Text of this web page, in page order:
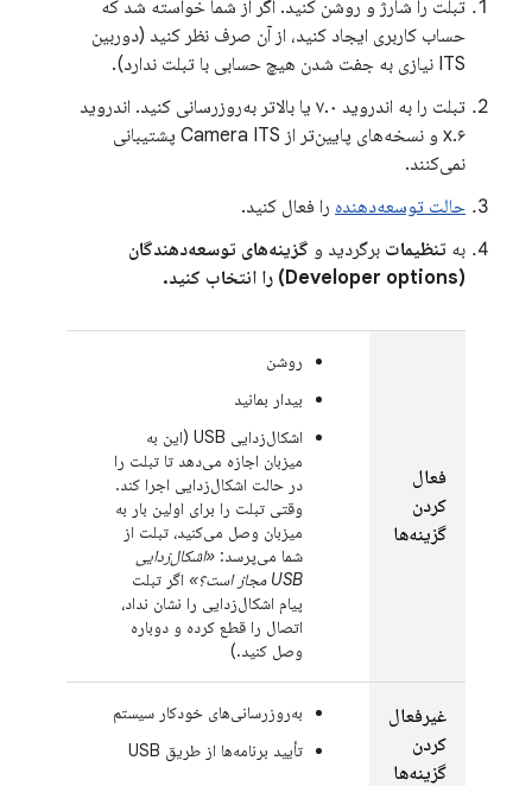
تبلت را شارژ و روشن کنید. اگر از شما خواسته شد که
حساب کاربری ایجاد کنید، از آن صرف نظر کنید (دوربین
ITS نیازی به جفت شدن هیچ حسابی با تبلت ندارد).
تبلت را به اندروید ۷.۰ یا بالاتر به‌روزرسانی کنید. اندروید
۶.x و نسخه‌های پایین‌تر از Camera ITS پشتیبانی
نمی‌کنند.
حالت توسعه‌دهنده را فعال کنید.
به تنظیمات برگردید و گزینه‌های توسعه‌دهندگان
(Developer options) را انتخاب کنید.
فعال
کردن
گزینه‌ها
روشن
بیدار بمانید
اشکال‌زدایی USB (این به
میزبان اجازه می‌دهد تا تبلت را
در حالت اشکال‌زدایی اجرا کند.
وقتی تبلت را برای اولین بار به
میزبان وصل می‌کنید، تبلت از
شما می‌پرسد: «اشکال‌زدایی
USB مجاز است؟»
اگر تبلت
پیام اشکال‌زدایی را نشان نداد،
اتصال را قطع کرده و دوباره
وصل کنید.)
غیرفعال
کردن
گزینه‌ها
به‌روزرسانی‌های خودکار سیستم
تأیید برنامه‌ها از طریق USB